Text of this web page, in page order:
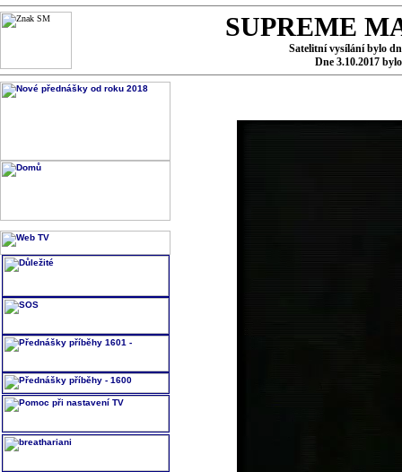
SUPREME
Satelitní vysílání bylo
Dne 3.10.2017